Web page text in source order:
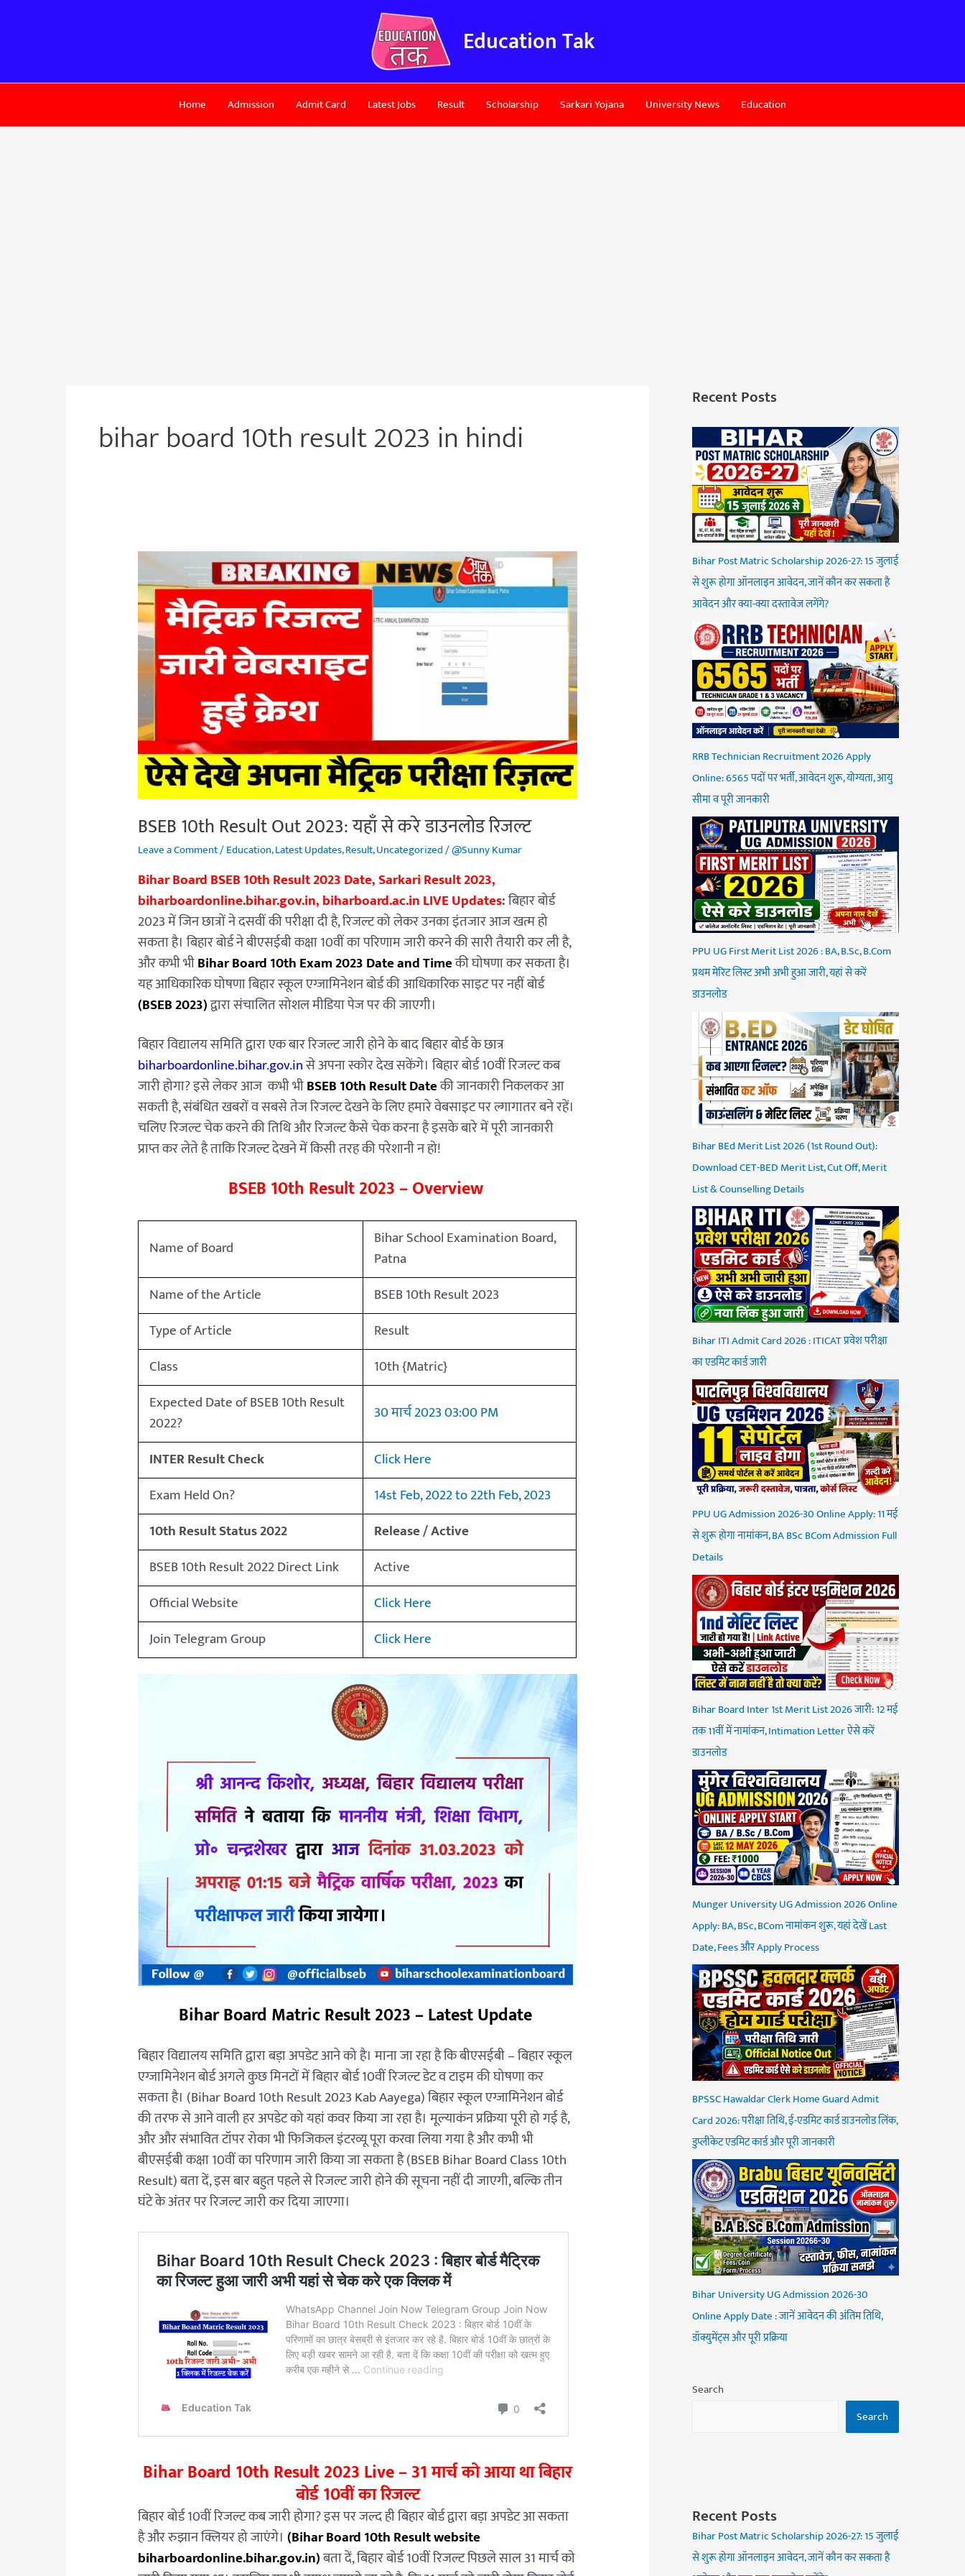
Education Tak
Home Admission Admit Card Latest Jobs Result Scholarship Sarkari Yojana University News Education
bihar board 10th result 2023 in hindi
BSEB 10th Result Out 2023: यहाँ से करे डाउनलोड रिजल्ट
Leave a Comment/Education,Latest Updates,Result,Uncategorized/@Sunny Kumar
Bihar Board BSEB 10th Result 2023 Date, Sarkari Result 2023,
biharboardonline.bihar.gov.in, biharboard.ac.in LIVE Updates:बिहार बोर्ड
2023 में जिन छात्रों ने दसवीं की परीक्षा दी है, रिजल्ट को लेकर उनका इंतजार आज खत्म हो
सकता है। बिहार बोर्ड ने बीएसईबी कक्षा 10वीं का परिणाम जारी करने की सारी तैयारी कर ली है,
और कभी भीBihar Board 10th Exam 2023 Date and Timeकी घोषणा कर सकता है।
यह आधिकारिक घोषणा बिहार स्कूल एग्जामिनेशन बोर्ड की आधिकारिक साइट पर नहीं बोर्ड
(BSEB 2023)द्वारा संचालित सोशल मीडिया पेज पर की जाएगी।
बिहार विद्यालय समिति द्वारा एक बार रिजल्ट जारी होने के बाद बिहार बोर्ड के छात्र
biharboardonline.bihar.gov.inसे अपना स्कोर देख सकेंगे। बिहार बोर्ड 10वीं रिजल्ट कब
जारी होगा? इसे लेकर आज कभी भीBSEB 10th Result Dateकी जानकारी निकलकर आ
सकती है, संबंधित खबरों व सबसे तेज रिजल्ट देखने के लिए हमारे वेबसाइट पर ल्गागातर बने रहें।
चलिए रिजल्ट चेक करने की तिथि और रिजल्ट कैसे चेक करना है इसके बारे में पूरी जानकारी
प्राप्त कर लेते है ताकि रिजल्ट देखने में किसी तरह की परेशानी न हो!
BSEB 10th Result 2023 – Overview
Name of Board
Bihar School Examination Board,
Patna
Name of the Article
BSEB 10th Result 2023
Type of Article
Result
Class
10th {Matric}
Expected Date of BSEB 10th Result
2022?
30 मार्च 2023 03:00 PM
INTER Result Check
Click Here
Exam Held On?
14st Feb, 2022 to 22th Feb, 2023
10th Result Status 2022
Release / Active
BSEB 10th Result 2022 Direct Link
Active
Official Website
Click Here
Join Telegram Group
Click Here
Bihar Board Matric Result 2023 – Latest Update
बिहार विद्यालय समिति द्वारा बड़ा अपडेट आने को है। माना जा रहा है कि बीएसईबी – बिहार स्कूल
एग्जामिनेशन बोर्ड अगले कुछ मिनटों में बिहार बोर्ड 10वीं रिजल्ट डेट व टाइम की घोषणा कर
सकता है। (Bihar Board 10th Result 2023 Kab Aayega) बिहार स्कूल एग्जामिनेशन बोर्ड
की तरफ से आने वाली हर अपडेट को यहां कवर किया जा रहा है। मूल्याकंन प्रक्रिया पूरी हो गई है,
और और संभावित टॉपर रोका भी फिजिकल इंटरव्यू पूरा करवा लिया गया है और कभी भी
बीएसईबी कक्षा 10वीं का परिणाम जारी किया जा सकता है (BSEB Bihar Board Class 10th
Result) बता दें, इस बार बहुत पहले से रिजल्ट जारी होने की सूचना नहीं दी जाएगी, बल्कि तीन
घंटे के अंतर पर रिजल्ट जारी कर दिया जाएगा।
Bihar Board 10th Result 2023 Live – 31 मार्च को आया था बिहार
बोर्ड 10वीं का रिजल्ट
बिहार बोर्ड 10वीं रिजल्ट कब जारी होगा? इस पर जल्द ही बिहार बोर्ड द्वारा बड़ा अपडेट आ सकता
है और रुझान क्लियर हो जाएंगे।(Bihar Board 10th Result website
biharboardonline.bihar.gov.in)बता दें, बिहार बोर्ड 10वीं रिजल्ट पिछले साल 31 मार्च को
BSEB
10th
Result
Out
2023:
यहाँ
से
करे
डाउनलोड
रिजल्ट
Recent Posts
Bihar Post Matric Scholarship 2026-27: 15 जुलाई
से शुरू होगा ऑनलाइन आवेदन, जानें कौन कर सकता है
आवेदन और क्या-क्या दस्तावेज लगेंगे?
RRB Technician Recruitment 2026 Apply
Online: 6565 पदों पर भर्ती, आवेदन शुरू, योग्यता, आयु
सीमा व पूरी जानकारी
PPU UG First Merit List 2026 : BA, B.Sc, B.Com
प्रथम मेरिट लिस्ट अभी अभी हुआ जारी, यहां से करें
डाउनलोड
Bihar BEd Merit List 2026 (1st Round Out):
Download CET-BED Merit List, Cut Off, Merit
List & Counselling Details
Bihar ITI Admit Card 2026 : ITICAT प्रवेश परीक्षा
का एडमिट कार्ड जारी
PPU UG Admission 2026-30 Online Apply: 11 मई
से शुरू होगा नामांकन, BA BSc BCom Admission Full
Details
Bihar Board Inter 1st Merit List 2026 जारी: 12 मई
तक 11वीं में नामांकन, Intimation Letter ऐसे करें
डाउनलोड
Munger University UG Admission 2026 Online
Apply: BA, BSc, BCom नामांकन शुरू, यहां देखें Last
Date, Fees और Apply Process
BPSSC Hawaldar Clerk Home Guard Admit
Card 2026: परीक्षा तिथि, ई-एडमिट कार्ड डाउनलोड लिंक,
डुप्लीकेट एडमिट कार्ड और पूरी जानकारी
Bihar University UG Admission 2026-30
Online Apply Date : जानें आवेदन की अंतिम तिथि,
डॉक्युमेंट्स और पूरी प्रक्रिया
Search
Search
Recent Posts
Bihar Post Matric Scholarship 2026-27: 15 जुलाई
से शुरू होगा ऑनलाइन आवेदन, जानें कौन कर सकता है